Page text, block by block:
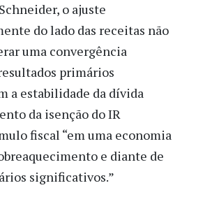
o ajuste
do lado das receitas não
uma convergência
primários
a estabilidade da dívida
da isenção do IR
fiscal “em uma economia
e diante de
significativos.”